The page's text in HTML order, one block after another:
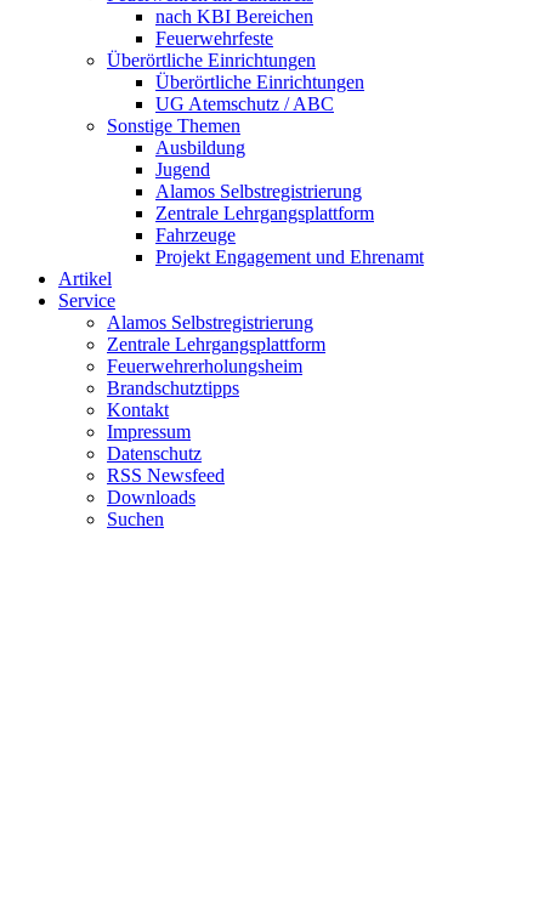
nach KBI Bereichen
Feuerwehrfeste
Überörtliche Einrichtungen
Überörtliche Einrichtungen
UG Atemschutz / ABC
Sonstige Themen
Ausbildung
Jugend
Alamos Selbstregistrierung
Zentrale Lehrgangsplattform
Fahrzeuge
Projekt Engagement und Ehrenamt
Artikel
Service
Alamos Selbstregistrierung
Zentrale Lehrgangsplattform
Feuerwehrerholungsheim
Brandschutztipps
Kontakt
Impressum
Datenschutz
RSS Newsfeed
Downloads
Suchen